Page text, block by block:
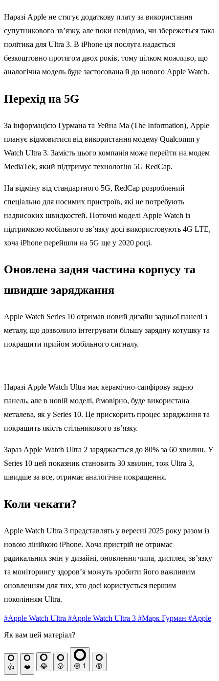
Наразі Apple не стягує додаткову плату за використання
супутникового зв’язку, але поки невідомо, чи збережеться така
політика для Ultra 3. В iPhone ця послуга надається
безкоштовно протягом двох років, тому цілком можливо, що
аналогічна модель буде застосована й до нового Apple Watch.
Перехід на 5G
За інформацією Гурмана та Уейна Ма (The Information), Apple
планує відмовитися від використання модему Qualcomm у
Watch Ultra 3. Замість цього компанія може перейти на модем
MediaTek, який підтримує технологію 5G RedCap.
На відміну від стандартного 5G, RedCap розроблений
спеціально для носимих пристроїв, які не потребують
надвисоких швидкостей. Поточні моделі Apple Watch із
підтримкою мобільного зв’язку досі використовують 4G LTE,
хоча iPhone перейшли на 5G ще у 2020 році.
Оновлена задня частина корпусу та
швидше заряджання
Apple Watch Series 10 отримав новий дизайн задньої панелі з
металу, що дозволило інтегрувати більшу зарядну котушку та
покращити прийом мобільного сигналу.
Наразі Apple Watch Ultra має керамічно-сапфірову задню
панель, але в новій моделі, ймовірно, буде використана
металева, як у Series 10. Це прискорить процес заряджання та
покращить якість стільникового зв’язку.
Зараз Apple Watch Ultra 2 заряджається до 80% за 60 хвилин. У
Series 10 цей показник становить 30 хвилин, тож Ultra 3,
швидше за все, отримає аналогічне покращення.
Коли чекати?
Apple Watch Ultra 3 представлять у вересні 2025 року разом із
новою лінійкою iPhone. Хоча пристрій не отримає
радикальних змін у дизайні, оновлення чипа, дисплея, зв’язку
та моніторингу здоров’я можуть зробити його важливим
оновленням для тих, хто досі користується першим
поколінням Ultra.
#Apple Watch Ultra #Apple Watch Ultra 3 #Марк Гурман #Apple
Як вам цей матеріал?
👍 ❤️ 😂 😮 😢 1 😡